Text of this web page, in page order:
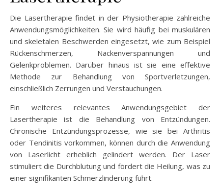
Die Lasertherapie findet in der Physiotherapie zahlreiche
Anwendungsmöglichkeiten. Sie wird häufig bei muskulären
und skeletalen Beschwerden eingesetzt, wie zum Beispiel
Rückenschmerzen, Nackenverspannungen und
Gelenkproblemen. Darüber hinaus ist sie eine effektive
Methode zur Behandlung von Sportverletzungen,
einschließlich Zerrungen und Verstauchungen.
Ein weiteres relevantes Anwendungsgebiet der
Lasertherapie ist die Behandlung von Entzündungen.
Chronische Entzündungsprozesse, wie sie bei Arthritis
oder Tendinitis vorkommen, können durch die Anwendung
von Laserlicht erheblich gelindert werden. Der Laser
stimuliert die Durchblutung und fördert die Heilung, was zu
einer signifikanten Schmerzlinderung führt.